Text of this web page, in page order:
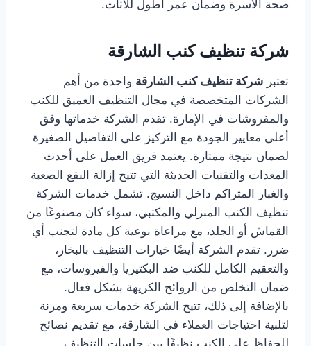
صحة الأسرة وضمان عمر أطول للأثاث.
شركة تنظيف كنب الشارقة
تعتبر شركة تنظيف كنب الشارقة واحدة من أهم
الشركات المتخصصة في مجال التنظيف العميق للكنب
والمفروشات في الإمارة. تقدم الشركة خدماتها وفق
أعلى معايير الجودة مع التركيز على التفاصيل الصغيرة
لضمان نتيجة ممتازة. يعتمد فريق العمل على أحدث
المعدات والتقنيات الحديثة التي تتيح إزالة البقع الصعبة
والغبار المتراكم داخل النسيج. تشمل خدمات الشركة
تنظيف الكنب المنزلي والمكتبي، سواء كان مصنوعًا من
القماش أو الجلد، مع مراعاة نوعية كل مادة لتجنب أي
ضرر. تقدم الشركة أيضًا خيارات التنظيف بالبخار،
والتعقيم الكامل للكنب ضد البكتيريا والفيروسات، مع
ضمان التخلص من الروائح الكريهة بشكل فعال.
بالإضافة إلى ذلك، تتيح الشركة خدمات سريعة ومرنة
لتلبية احتياجات العملاء في الشارقة، مع تقديم نصائح